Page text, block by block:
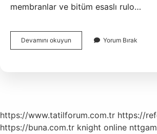
membranlar ve bitüm esaslı rulo…
Devamını okuyun
Kaliteli
Yorum Bırak
https://www.tatilforum.com.tr https://
https://buna.com.tr knight online